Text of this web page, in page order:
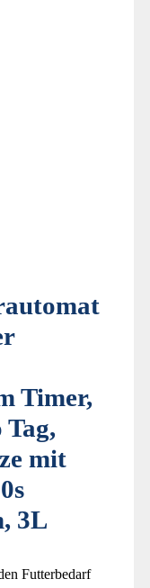
Timer,
mit
3L
Futterbedarf